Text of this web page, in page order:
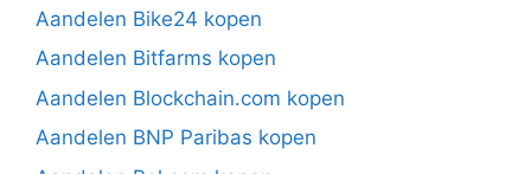
Aandelen Bike24 kopen
Aandelen Bitfarms kopen
Aandelen Blockchain.com kopen
Aandelen BNP Paribas kopen